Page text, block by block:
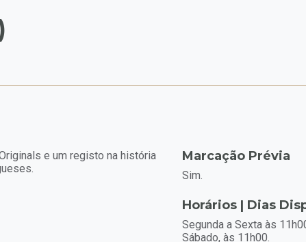
e um registo na história
Marcação Prévia
Sim.
Horários | Dias
Segunda a Sexta às
Sábado, às 11h00.